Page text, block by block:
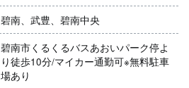
碧南、武豊、碧南中央
碧南市くるくるバスあおいパーク停よ
り徒歩10分/マイカー通勤可※無料駐車
場あり